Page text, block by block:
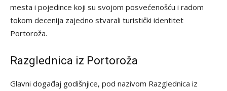
mesta i pojedince koji su svojom posvećenošću i radom
tokom decenija zajedno stvarali turistički identitet
Portoroža.
Razglednica iz Portoroža
Glavni događaj godišnjice, pod nazivom Razglednica iz